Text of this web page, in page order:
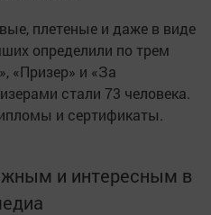
плетеные и даже в виде
определили по трем
«Призер» и «За
стали 73 человека.
и сертификаты.
и интересным в